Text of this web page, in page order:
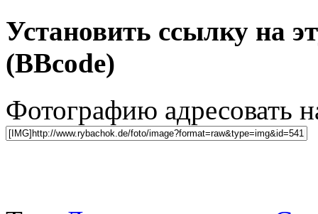
Установить ссылку на
(BBcode)
Фотографию адресовать